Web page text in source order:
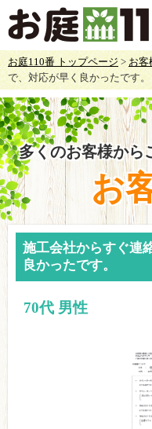
お庭110番 トップページ >お客
で、対応が早く良かったです。
多くのお客様から
お
施工会社からすぐ連
良かったです。
70代 男性